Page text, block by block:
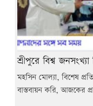
শ্রীপুরে বিশ্ব
মহসিন মোল্যা, বিশেষ
বাস্তবায়ন করি, আজকের